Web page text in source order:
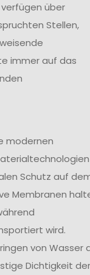
über
Stellen,
immer auf das
modernen
Schutz auf
Membranen
wird.
von Wasser
Dichtigkeit der